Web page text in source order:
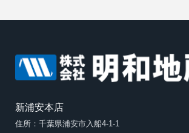
新浦安本店
住所：千葉県浦安市入船4-1-1